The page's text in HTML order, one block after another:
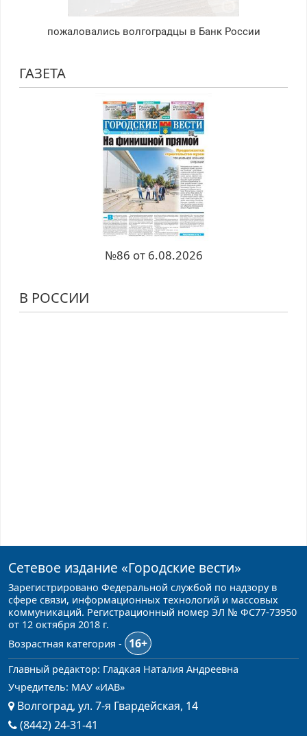
пожаловались волгоградцы в Банк России
ГАЗЕТА
№86 от 6.08.2026
В РОССИИ
Сетевое издание «Городские вести»
Зарегистрировано Федеральной службой по надзору в
сфере связи, информационных технологий и массовых
коммуникаций. Регистрационный номер ЭЛ № ФС77-73950
от 12 октября 2018 г.
Возрастная категория -
16+
Главный редактор: Гладкая Наталия Андреевна
Учредитель: МАУ «ИАВ»
Волгоград, ул. 7-я Гвардейская, 14
(8442) 24-31-41